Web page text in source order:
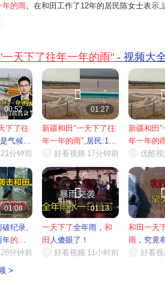
年的雨。在和田工作了12年的居民陈女士表示,
分民居漏雨、道路积水的情况
天下了往年一年的雨" - 视频大
00:52
下了往
气候
21分钟前

01:27
新疆和田"一天下了往
年一年的雨",居民:12
年...好看视频 17分钟前
新疆和田"
年一年的
优酷
01:08
纪录,
年的雨
28分钟前

01:13
一天下了全年雨， 和
田 人傻眼了！
好看视频 11小时前
和田一天
雨 ，究竟
好看视
>